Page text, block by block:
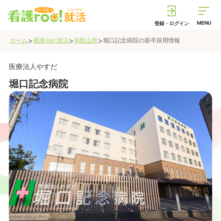
登録・ログイン MENU
ホーム>看護roo! 就活>和歌山県>堀口記念病院の新卒採用情報
医療法人やすだ
堀口記念病院